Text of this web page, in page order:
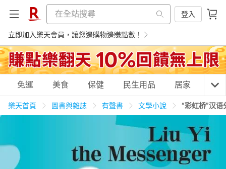
登入
立即加入樂天會員，讓您邊購物邊賺點數！
購物網分類
民生用品
免運 美食 保健 民生用品 居家 3C
樂天首頁 圖書與雜誌 有聲書 文學小說 “彩虹桥”汉